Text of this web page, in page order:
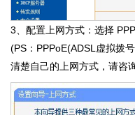
3、配置上网方式：选择
(PS：PPPoE(ADSL虚拟拨
清楚自己的上网方式，请咨